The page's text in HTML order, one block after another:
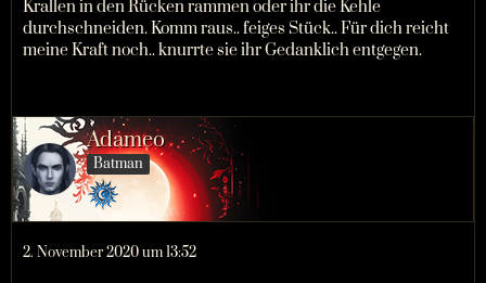
Krallen in den Rücken rammen oder ihr die Kehle
durchschneiden. Komm raus.. feiges Stück.. Für dich reicht
meine Kraft noch.. knurrte sie ihr Gedanklich entgegen.
Adameo
Batman
2. November 2020 um 13:52